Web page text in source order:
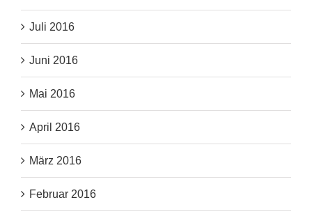
Juli 2016
Juni 2016
Mai 2016
April 2016
März 2016
Februar 2016